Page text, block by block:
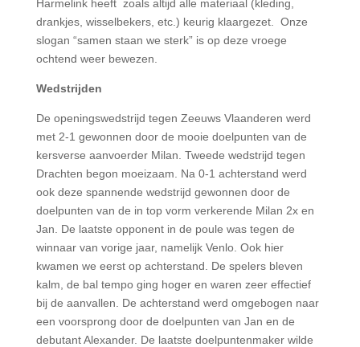
Harmelink heeft zoals altijd alle materiaal (kleding,
drankjes, wisselbekers, etc.) keurig klaargezet. Onze
slogan “samen staan we sterk” is op deze vroege
ochtend weer bewezen.
Wedstrijden
De openingswedstrijd tegen Zeeuws Vlaanderen werd
met 2-1 gewonnen door de mooie doelpunten van de
kersverse aanvoerder Milan. Tweede wedstrijd tegen
Drachten begon moeizaam. Na 0-1 achterstand werd
ook deze spannende wedstrijd gewonnen door de
doelpunten van de in top vorm verkerende Milan 2x en
Jan. De laatste opponent in de poule was tegen de
winnaar van vorige jaar, namelijk Venlo. Ook hier
kwamen we eerst op achterstand. De spelers bleven
kalm, de bal tempo ging hoger en waren zeer effectief
bij de aanvallen. De achterstand werd omgebogen naar
een voorsprong door de doelpunten van Jan en de
debutant Alexander. De laatste doelpuntenmaker wilde